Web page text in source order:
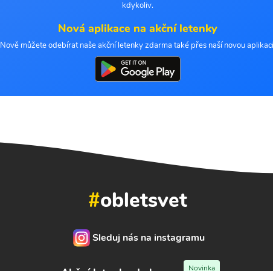
kdykoliv.
Nová aplikace na akční letenky
Nově můžete odebírat naše akční letenky zdarma také přes naší novou
#obletsvet
Sleduj nás na instagramu
Novinka